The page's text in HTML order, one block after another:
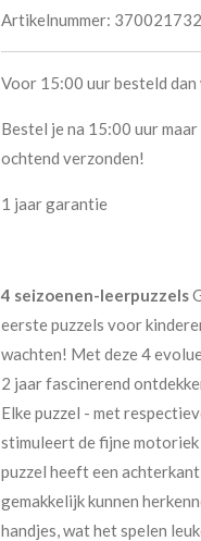
Artikelnummer:
Voor 15:00 uur besteld
Bestel je na 15:00 uur
ochtend verzonden!
1 jaar garantie
4 seizoenen-leerpuzzels
eerste puzzels voor
wachten! Met deze 4
2 jaar fascinerend
Elke puzzel - met
stimuleert de fijne
puzzel heeft een
gemakkelijk kunnen
handjes, wat het spelen